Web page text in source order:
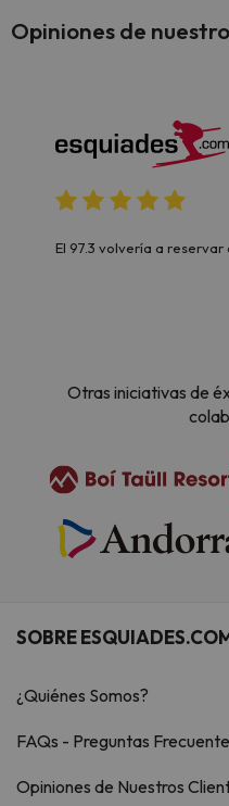
Opiniones de
El 97.3 volvería a reservar
Otras iniciativas de
SOBRE
¿Quiénes Somos?
FAQs - Preguntas
Opiniones de Nuestros